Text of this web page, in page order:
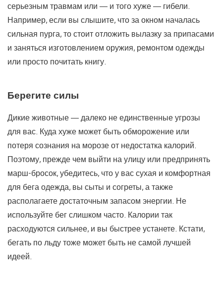
серьезным травмам или — и того хуже — гибели.
Например, если вы слышите, что за окном началась
сильная пурга, то стоит отложить вылазку за припасами
и заняться изготовлением оружия, ремонтом одежды
или просто почитать книгу.
Берегите силы
Дикие животные — далеко не единственные угрозы
для вас. Куда хуже может быть обморожение или
потеря сознания на морозе от недостатка калорий.
Поэтому, прежде чем выйти на улицу или предпринять
марш-бросок, убедитесь, что у вас сухая и комфортная
для бега одежда, вы сыты и согреты, а также
располагаете достаточным запасом энергии. Не
используйте бег слишком часто. Калории так
расходуются сильнее, и вы быстрее устанете. Кстати,
бегать по льду тоже может быть не самой лучшей
идеей.